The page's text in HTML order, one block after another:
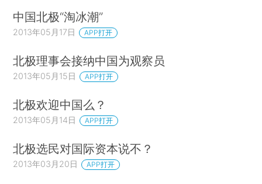
中国北极“淘冰潮”
2013年05月17日 APP打开
北极理事会接纳中国为观察员
2013年05月15日 APP打开
北极欢迎中国么？
2013年05月14日 APP打开
北极选民对国际资本说不？
2013年03月20日 APP打开